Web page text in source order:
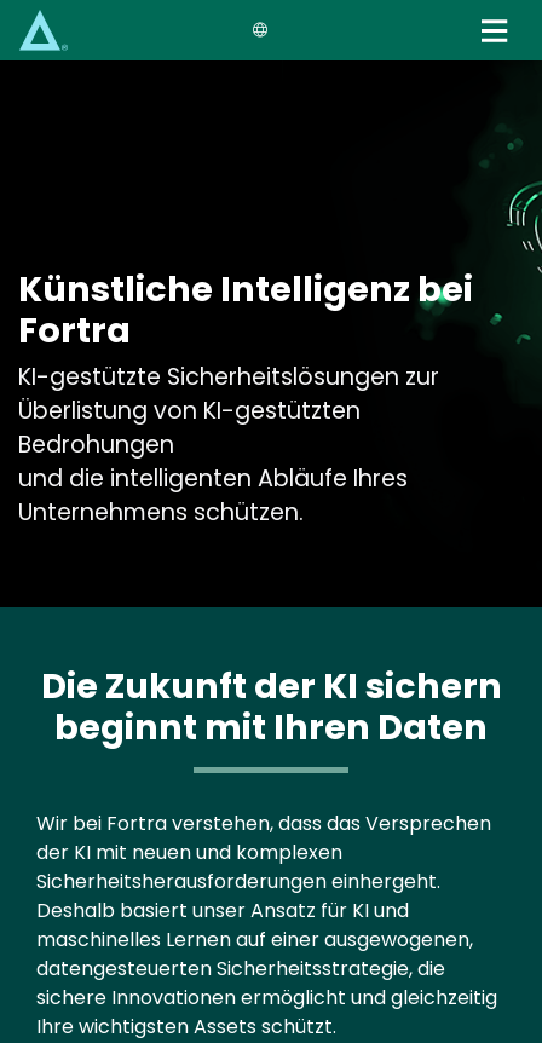
Künstliche Intelligenz bei
Fortra
KI-gestützte Sicherheitslösungen zur
Überlistung von KI-gestützten
Bedrohungen
und die intelligenten Abläufe Ihres
Unternehmens schützen.
Die Zukunft der KI sichern
beginnt mit Ihren Daten
Text
Wir bei Fortra verstehen, dass das Versprechen
der KI mit neuen und komplexen
Sicherheitsherausforderungen einhergeht.
Deshalb basiert unser Ansatz für KI und
maschinelles Lernen auf einer ausgewogenen,
datengesteuerten Sicherheitsstrategie, die
sichere Innovationen ermöglicht und gleichzeitig
Ihre wichtigsten Assets schützt.